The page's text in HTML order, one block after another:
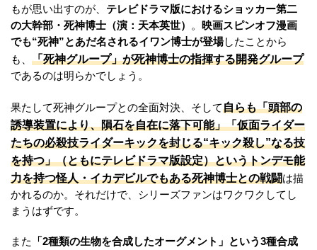
もが思い出すのが、 テレビドラマ版におけるショッカー第二
の大幹部・死神博士（演：天本英世） 。 映画スピンオフ漫画
でも“死神”とあだ名されるイワン博士が登場したことから
も、 「死神グループ」が死神博士の指揮する開発グループ
であるのは明らかでしょう。
果たして死神グループとの全面対決、そして自らも「頭部の
誘導装置により、隕石を自在に落下可能」「仮面ライダー
たちの必殺技ライダーキックを封じる“キック殺し”なる技
を持つ」（ともにテレビドラマ版設定）というトンデモ能
力を持つ怪人・イカデビルでもある死神博士との戦闘は描
かれるのか。それだけで、シリーズファンはワクワクしてし
まうはずです。
また
「2種類の生物を合成したオーグメント」という3種合成